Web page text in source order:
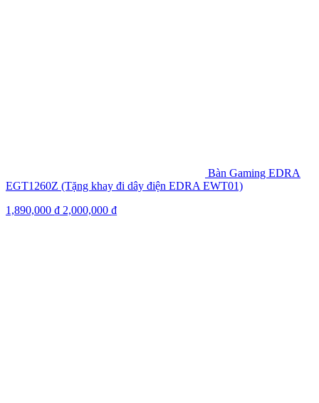
Bàn Gaming EDRA
EGT1260Z (Tặng khay đi dây điện EDRA EWT01)
1,890,000 ₫ 2,000,000 ₫